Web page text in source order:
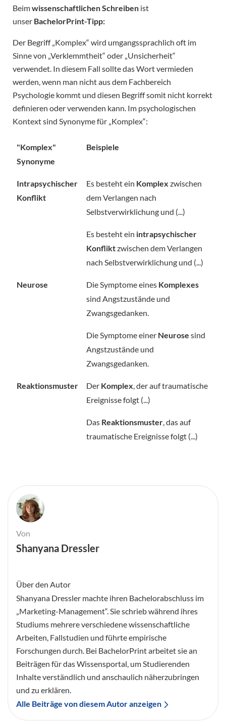
Beimwissenschaftlichen Schreiben ist
unser BachelorPrint-Tipp:
Der Begriff „Komplex“ wird umgangssprachlich oft im
Sinne von „Verklemmtheit“ oder „Unsicherheit“
verwendet. In diesem Fall sollte das Wort vermieden
werden, wenn man nicht aus dem Fachbereich
Psychologie kommt und diesen Begriff somit nicht korrekt
definieren oder verwenden kann. Im psychologischen
Kontext sind Synonyme für „Komplex“:
"Komplex"
Synonyme
Beispiele
Intrapsychischer
Konflikt
Es besteht ein Komplex zwischen
dem Verlangen nach
Selbstverwirklichung und (...)
Es besteht ein intrapsychischer
Konfliktzwischen dem Verlangen
nach Selbstverwirklichung und (...)
Neurose Die Symptome eines Komplexes
sind Angstzustände und
Zwangsgedanken.
Die Symptome einer Neurose sind
Angstzustände und
Zwangsgedanken.
Reaktionsmuster Der Komplex, der auf traumatische
Ereignisse folgt (...)
Das Reaktionsmuster, das auf
traumatische Ereignisse folgt (...)
Von
Shanyana Dressler
Über den Autor
Shanyana Dressler machte ihren Bachelorabschluss im
„Marketing-Management“. Sie schrieb während ihres
Studiums mehrere verschiedene wissenschaftliche
Arbeiten, Fallstudien und führte empirische
Forschungen durch. Bei BachelorPrint arbeitet sie an
Beiträgen für das Wissensportal, um Studierenden
Inhalte verständlich und anschaulich näherzubringen
und zu erklären.
Alle Beiträge von diesem Autor anzeigen